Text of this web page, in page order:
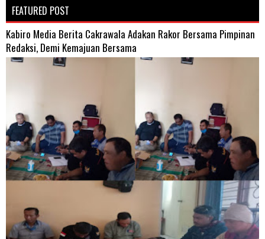
FEATURED POST
Kabiro Media Berita Cakrawala Adakan Rakor Bersama Pimpinan
Redaksi, Demi Kemajuan Bersama